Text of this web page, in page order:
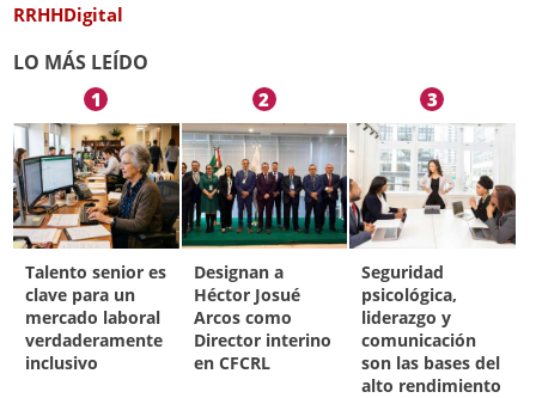
RRHHDigital
LO MÁS LEÍDO
1
Talento senior es
clave para un
mercado laboral
verdaderamente
inclusivo
2
Designan a
Héctor Josué
Arcos como
Director interino
en CFCRL
3
Seguridad
psicológica,
liderazgo y
comunicación
son las bases del
alto rendimiento